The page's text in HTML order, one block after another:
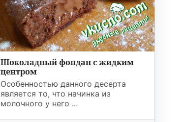
Шоколадный фондан с жидким
центром
Особенностью данного десерта
является то, что начинка из
молочного у него ...